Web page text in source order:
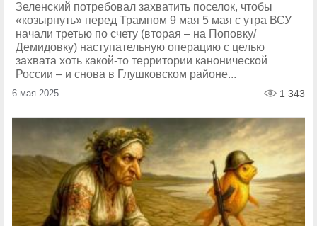
Зеленский потребовал захватить поселок, чтобы
«козырнуть» перед Трампом 9 мая 5 мая с утра ВСУ
начали третью по счету (вторая – на Поповку/
Демидовку) наступательную операцию с целью
захвата хоть какой-то территории канонической
России – и снова в Глушковском районе...
6 мая 2025 1 343